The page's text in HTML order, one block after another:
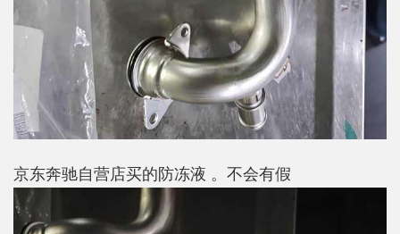
京东奔驰自营店买的防冻液 。不会有假